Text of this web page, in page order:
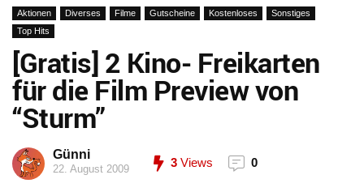
Aktionen Diverses Filme Gutscheine Kostenloses
Sonstiges
Top Hits
[Gratis] 2 Kino- Freikarten
für die Film Preview von
“Sturm”
Günni
22. August 2009 3 Views 0